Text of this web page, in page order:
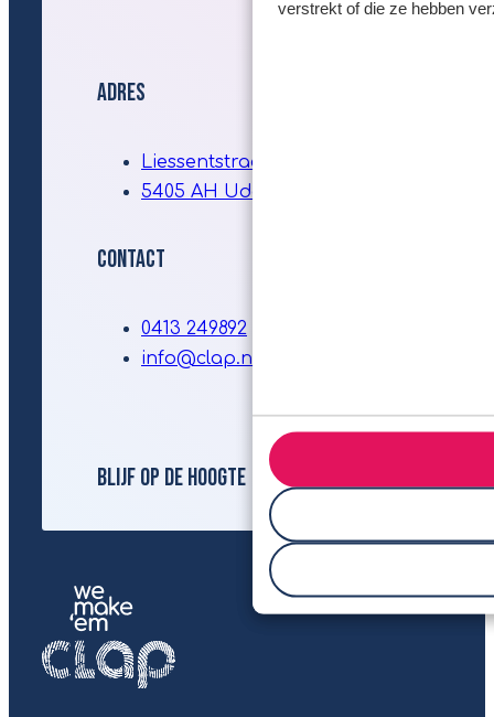
verstrekt of die ze hebben
Adres
Liessentstraat 9a
5405 AH Uden
Contact
0413 249892
info@clap.nl
Blijf Op De Hoogte